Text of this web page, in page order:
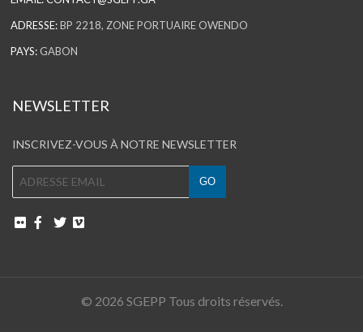
ADRESSE:BP 2218, ZONE PORTUAIRE OWENDO
PAYS: GABON
NEWSLETTER
INSCRIVEZ-VOUS À NOTRE NEWSLETTER
© 2026 SGEPP Tous droits réservés.